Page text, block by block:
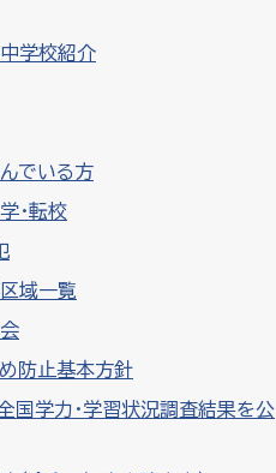
学校紹介
でいる方
・転校
域一覧
防止基本方針
国学力・学習状況調査結果を公